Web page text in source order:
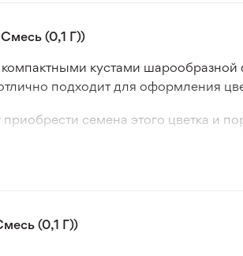
(0,1 Г))
кустами
подходит для оформления
семена этого цветка и
гибридов, а также других растений
(0,1 Г))